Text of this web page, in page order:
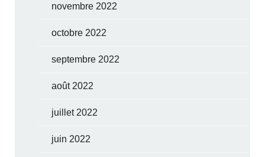
novembre 2022
octobre 2022
septembre 2022
août 2022
juillet 2022
juin 2022